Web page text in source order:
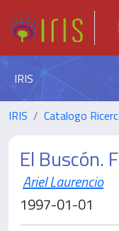
IRIS
IRIS Catalogo
El Buscón.
Ariel Laurencio
1997-01-01